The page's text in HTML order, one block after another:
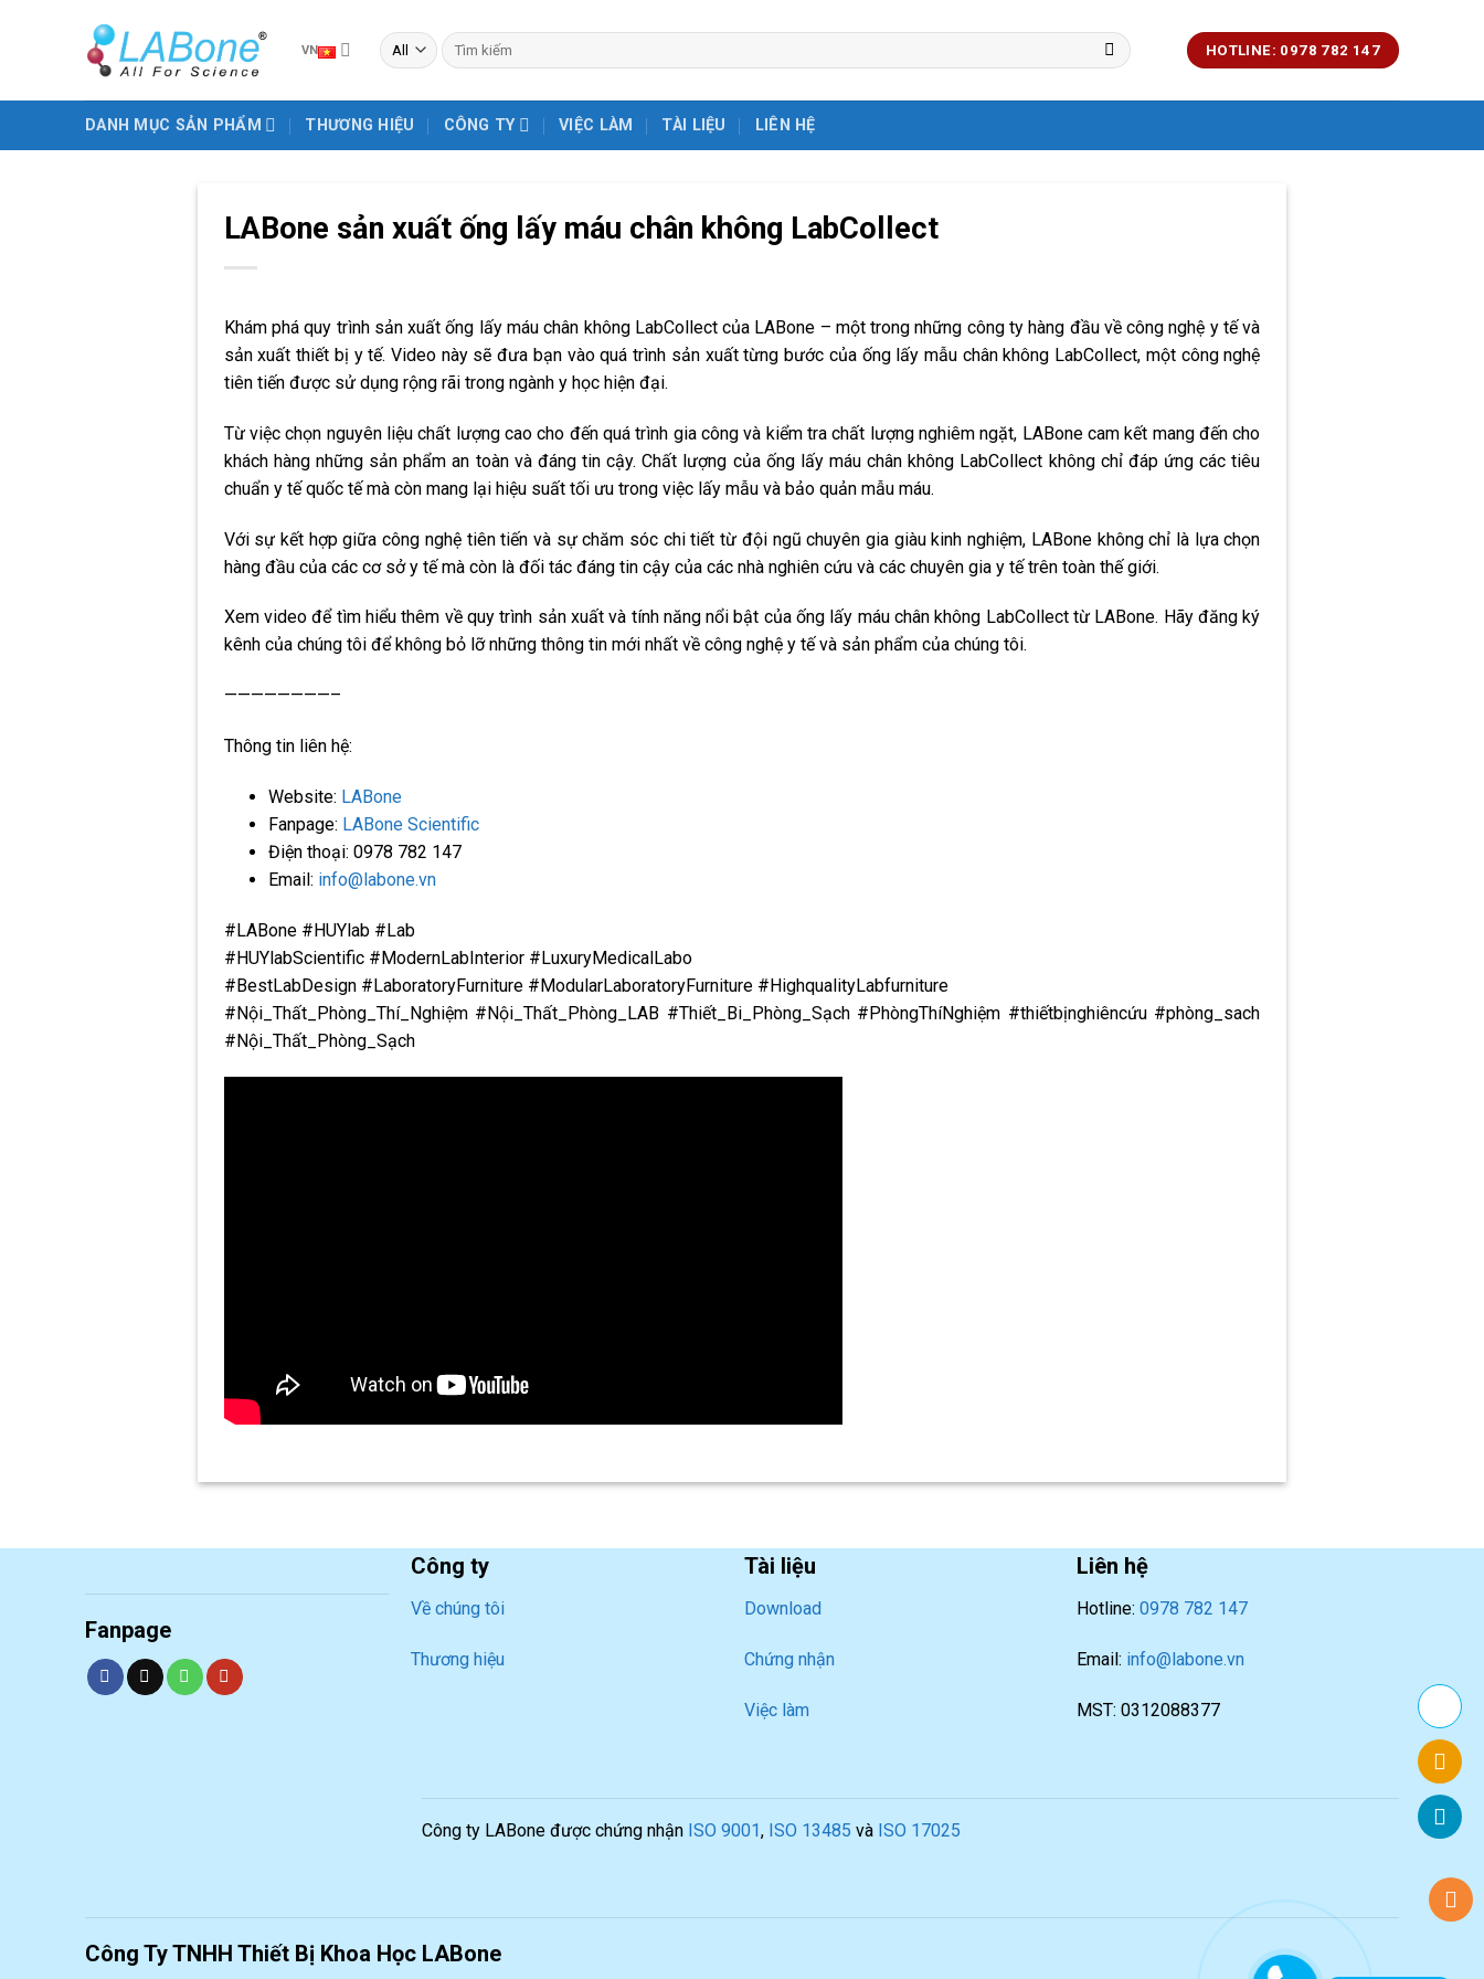
VN
Tìm
kiếm:
HOTLINE: 0978 782 147
DANH MỤC SẢN PHẨM THƯƠNG HIỆU CÔNG TY VIỆC LÀM TÀI LIỆU LIÊN HỆ
LABone sản xuất ống lấy máu chân không LabCollect
Khám phá quy trình sản xuất ống lấy máu chân không LabCollect của LABone – một trong những công ty hàng đầu về công nghệ y tế và
sản xuất thiết bị y tế. Video này sẽ đưa bạn vào quá trình sản xuất từng bước của ống lấy mẫu chân không LabCollect, một công nghệ
tiên tiến được sử dụng rộng rãi trong ngành y học hiện đại.
Từ việc chọn nguyên liệu chất lượng cao cho đến quá trình gia công và kiểm tra chất lượng nghiêm ngặt, LABone cam kết mang đến cho
khách hàng những sản phẩm an toàn và đáng tin cậy. Chất lượng của ống lấy máu chân không LabCollect không chỉ đáp ứng các tiêu
chuẩn y tế quốc tế mà còn mang lại hiệu suất tối ưu trong việc lấy mẫu và bảo quản mẫu máu.
Với sự kết hợp giữa công nghệ tiên tiến và sự chăm sóc chi tiết từ đội ngũ chuyên gia giàu kinh nghiệm, LABone không chỉ là lựa chọn
hàng đầu của các cơ sở y tế mà còn là đối tác đáng tin cậy của các nhà nghiên cứu và các chuyên gia y tế trên toàn thế giới.
Xem video để tìm hiểu thêm về quy trình sản xuất và tính năng nổi bật của ống lấy máu chân không LabCollect từ LABone. Hãy đăng ký
kênh của chúng tôi để không bỏ lỡ những thông tin mới nhất về công nghệ y tế và sản phẩm của chúng tôi.
————————–
Thông tin liên hệ:
Website: LABone
Fanpage: LABone Scientific
Điện thoại: 0978 782 147
Email: info@labone.vn
#LABone #HUYlab #Lab
#HUYlabScientific #ModernLabInterior #LuxuryMedicalLabo
#BestLabDesign #LaboratoryFurniture #ModularLaboratoryFurniture #HighqualityLabfurniture
#Nội_Thất_Phòng_Thí_Nghiệm #Nội_Thất_Phòng_LAB #Thiết_Bi_Phòng_Sạch #PhòngThíNghiệm #thiếtbịnghiêncứu #phòng_sach
#Nội_Thất_Phòng_Sạch
Fanpage
Công ty
Về chúng tôi
Thương hiệu
Tài liệu
Download
Chứng nhận
Việc làm
Liên hệ
Hotline:0978 782 147
Email: info@labone.vn
MST: 0312088377
Công ty LABone được chứng nhận ISO 9001, ISO 13485 và ISO 17025
Công Ty TNHH Thiết Bị Khoa Học LABone